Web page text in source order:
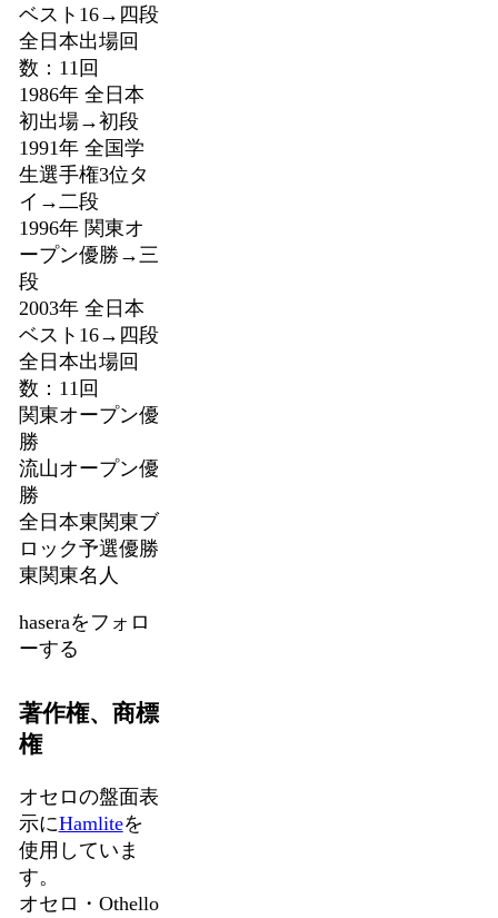
ベスト16→四段
全日本出場回
数：11回
1986年 全日本
初出場→初段
1991年 全国学
生選手権3位タ
イ→二段
1996年 関東オ
ープン優勝→三
段
2003年 全日本
ベスト16→四段
全日本出場回
数：11回
関東オープン優
勝
流山オープン優
勝
全日本東関東ブ
ロック予選優勝
東関東名人
haseraをフォロ
ーする
著作権、商標
権
オセロの盤面表
示にHamliteを
使用していま
す。
オセロ・Othello